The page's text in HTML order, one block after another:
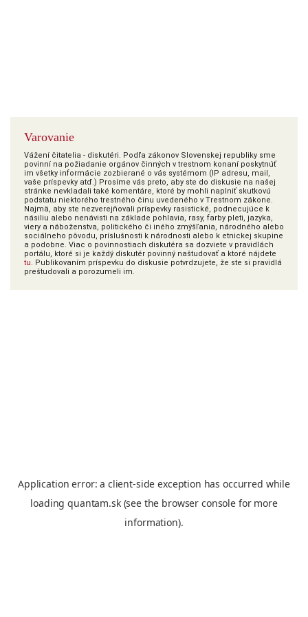
Varovanie
Vážení čitatelia - diskutéri. Podľa zákonov Slovenskej republiky sme
povinní na požiadanie orgánov činných v trestnom konaní poskytnúť
im všetky informácie zozbierané o vás systémom (IP adresu, mail,
vaše príspevky atď.) Prosíme vás preto, aby ste do diskusie na našej
stránke nevkladali také komentáre, ktoré by mohli naplniť skutkovú
podstatu niektorého trestného činu uvedeného v Trestnom zákone.
Najmä, aby ste nezverejňovali príspevky rasistické, podnecujúce k
násiliu alebo nenávisti na základe pohlavia, rasy, farby pleti, jazyka,
viery a náboženstva, politického či iného zmýšľania, národného alebo
sociálneho pôvodu, príslušnosti k národnosti alebo k etnickej skupine
a podobne. Viac o povinnostiach diskutéra sa dozviete v pravidlách
portálu, ktoré si je každý diskutér povinný naštudovať a ktoré nájdete
tu. Publikovaním príspevku do diskusie potvrdzujete, že ste si pravidlá
preštudovali a porozumeli im.